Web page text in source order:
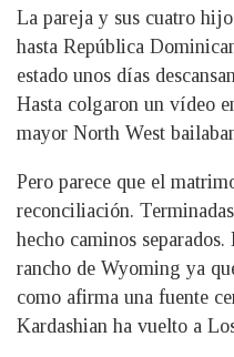
La pareja y sus cuatro
hasta República
estado unos días
Hasta colgaron un vídeo
mayor North West
Pero parece que el
reconciliación.
hecho caminos
rancho de Wyoming ya
como afirma una fuente
Kardashian ha vuelto a